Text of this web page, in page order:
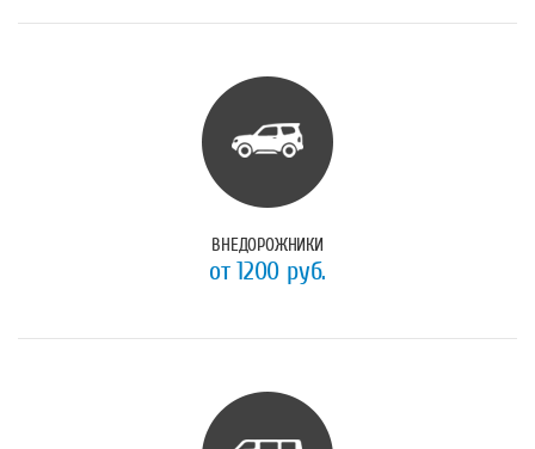
ВНЕДОРОЖНИКИ
от 1200 руб.